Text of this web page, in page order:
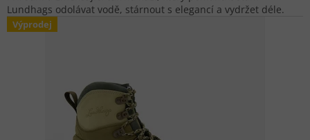
Lundhags odolávat vodě, stárnout s elegancí a vydržet déle.
Výprodej